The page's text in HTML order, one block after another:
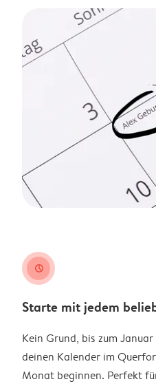
clock
Starte mit jedem
Kein Grund, bis zum
deinen Kalender im
Monat beginnen. Perfekt